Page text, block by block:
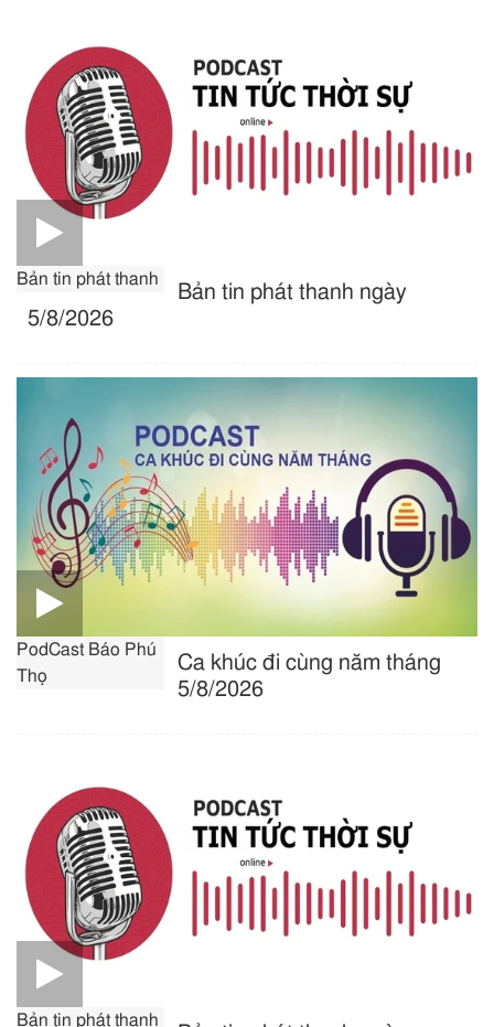
Bản tin phát thanh
Bản tin phát thanh ngày
5/8/2026
PodCast Báo Phú
Thọ
Ca khúc đi cùng năm tháng
5/8/2026
Bản tin phát thanh